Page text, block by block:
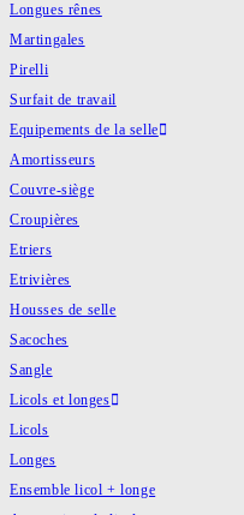
Longues rênes
Martingales
Pirelli
Surfait de travail
Equipements de la selle
Amortisseurs
Couvre-siège
Croupières
Etriers
Etrivières
Housses de selle
Sacoches
Sangle
Licols et longes
Licols
Longes
Ensemble licol + longe